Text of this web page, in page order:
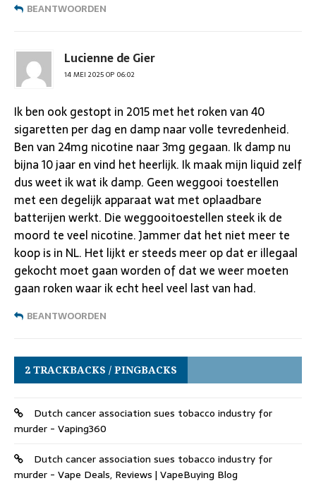
BEANTWOORDEN
Lucienne de Gier
14 MEI 2025 OP 06:02
Ik ben ook gestopt in 2015 met het roken van 40
sigaretten per dag en damp naar volle tevredenheid.
Ben van 24mg nicotine naar 3mg gegaan. Ik damp nu
bijna 10 jaar en vind het heerlijk. Ik maak mijn liquid zelf
dus weet ik wat ik damp. Geen weggooi toestellen
met een degelijk apparaat wat met oplaadbare
batterijen werkt. Die weggooitoestellen steek ik de
moord te veel nicotine. Jammer dat het niet meer te
koop is in NL. Het lijkt er steeds meer op dat er illegaal
gekocht moet gaan worden of dat we weer moeten
gaan roken waar ik echt heel veel last van had.
BEANTWOORDEN
2 TRACKBACKS / PINGBACKS
Dutch cancer association sues tobacco industry for
murder - Vaping360
Dutch cancer association sues tobacco industry for
murder - Vape Deals, Reviews | VapeBuying Blog